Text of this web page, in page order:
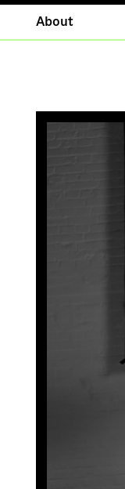
About